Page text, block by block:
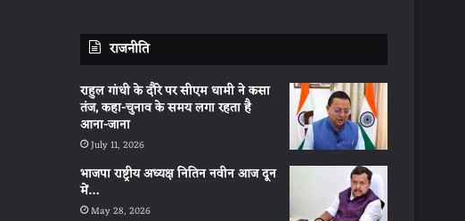
राजनीति
राहुल गांधी के दौरे पर सीएम धामी ने कसा
तंज, कहा-चुनाव के समय लगा रहता है
आना-जाना
July 11, 2026
भाजपा राष्ट्रीय अध्यक्ष नितिन नवीन आज दून
में…
May 28, 2026